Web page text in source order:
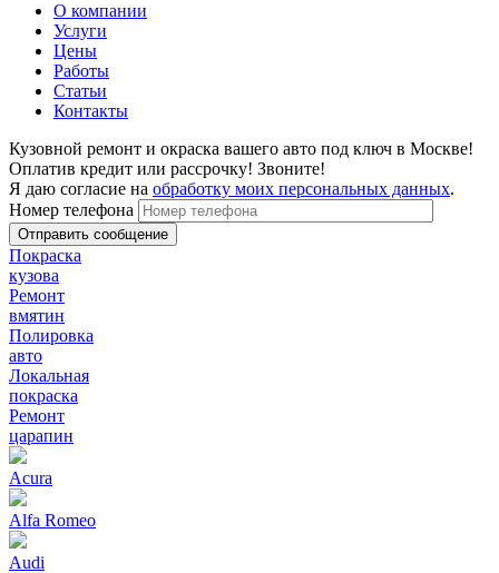
О компании
Услуги
Цены
Работы
Статьи
Контакты
Кузовной ремонт и окраска вашего авто под ключ в Москве!
Оплатив кредит или рассрочку! Звоните!
Я даю согласие на обработку моих персональных данных.
Номер телефона
Покраска
кузова
Ремонт
вмятин
Полировка
авто
Локальная
покраска
Ремонт
царапин
Acura
Alfa Romeo
Audi